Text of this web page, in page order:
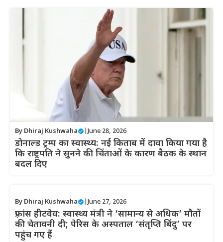
By Dhiraj Kushwaha June 28, 2026
डोनाल्ड ट्रम्प का स्वास्थ्य: नई किताब में दावा किया गया है
कि राष्ट्रपति ने सुनने की चिंताओं के कारण बैठक के स्थान
बदल दिए
By Dhiraj Kushwaha June 27, 2026
फ़्रांस हीटवेव: स्वास्थ्य मंत्री ने ‘सामान्य से अधिक’ मौतों
की चेतावनी दी; पेरिस के अस्पताल ‘संतृप्ति बिंदु’ पर
पहुंच गए हैं